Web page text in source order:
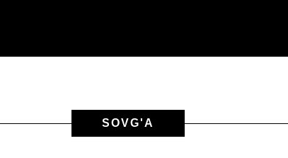
SOVG'A